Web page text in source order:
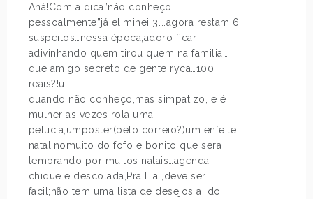
Ahá!Com a dica”não conheço
pessoalmente”já eliminei 3….agora restam 6
suspeitos…nessa época,adoro ficar
adivinhando quem tirou quem na familia…
que amigo secreto de gente ryca…100
reais?!ui!
quando não conheço,mas simpatizo, e é
mulher as vezes rola uma
pelucia,umposter(pelo correio?)um enfeite
natalinomuito do fofo e bonito que sera
lembrando por muitos natais…agenda
chique e descolada,Pra Lia ,deve ser
facil;não tem uma lista de desejos ai do